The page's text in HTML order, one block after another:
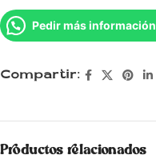
Pedir más información
Compartir:
Productos relacionados